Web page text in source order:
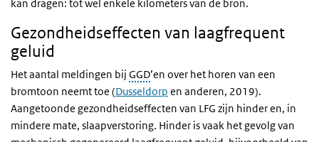
kan dragen: tot wel enkele kilometers van de bron.
Gezondheidseffecten van laagfrequent
geluid
Het aantal meldingen bij GGD’en over het horen van een
bromtoon neemt toe (Dusseldorp en anderen, 2019).
Aangetoonde gezondheidseffecten van LFG zijn hinder en, in
mindere mate, slaapverstoring. Hinder is vaak het gevolg van